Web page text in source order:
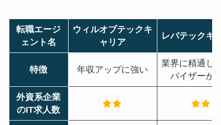
転職エージ
ェント名
ウィルオブテックキ
ャリア
レバテックキ
特徴 年収アップに強い
業界に精通し
バイザーが
外資系企業
のIT求人数